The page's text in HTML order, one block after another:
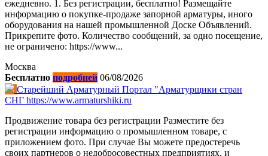
ежедневно. 1. Без регистрации, бесплатно! Размещайте
информацию о покупке-продаже запорной арматуры, иного
оборудования на нашей промышленной Доске Объявлений.
Прикрепите фото. Количество сообщений, за одно посещение,
не ограничено: https://www...
Москва
Бесплатно подробней 06/08/2026
Старейший Арматурный Портал "Арматурщики стран
СНГ https://www.armaturshiki.ru
Продвижение товара без регистрации Разместите без
регистрации информацию о промышленном товаре, с
приложением фото. При случае Вы можете предостеречь
своих партнеров о недобросовестных предприятиях, и